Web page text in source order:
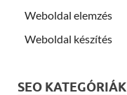
Weboldal elemzés
Weboldal készítés
SEO KATEGÓRIÁK